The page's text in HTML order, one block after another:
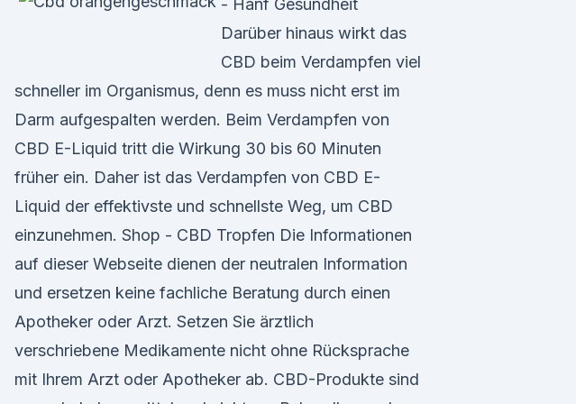
- Hanf Gesundheit
Darüber hinaus wirkt das
CBD beim Verdampfen viel
schneller im Organismus, denn es muss nicht erst im
Darm aufgespalten werden. Beim Verdampfen von
CBD E-Liquid tritt die Wirkung 30 bis 60 Minuten
früher ein. Daher ist das Verdampfen von CBD E-
Liquid der effektivste und schnellste Weg, um CBD
einzunehmen. Shop - CBD Tropfen Die Informationen
auf dieser Webseite dienen der neutralen Information
und ersetzen keine fachliche Beratung durch einen
Apotheker oder Arzt. Setzen Sie ärztlich
verschriebene Medikamente nicht ohne Rücksprache
mit Ihrem Arzt oder Apotheker ab. CBD-Produkte sind